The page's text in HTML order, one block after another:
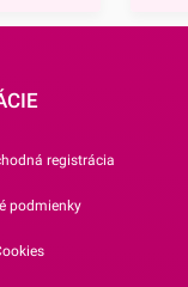
môžete
pri
registrácia
podmienky